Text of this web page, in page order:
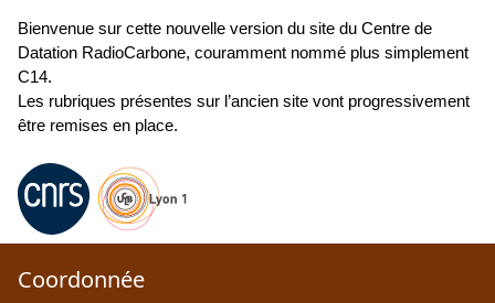
Bienvenue sur cette nouvelle version du site du Centre de
Datation RadioCarbone, couramment nommé plus simplement
C14.
Les rubriques présentes sur l’ancien site vont progressivement
être remises en place.
Coordonnée